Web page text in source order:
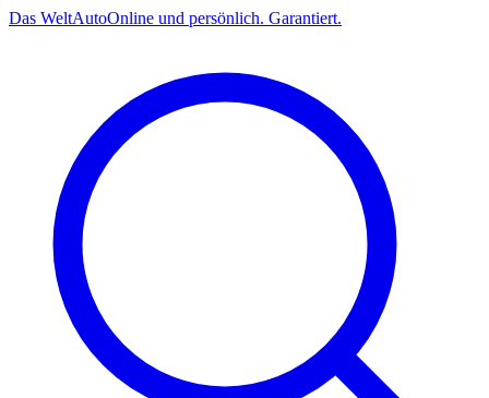
Das WeltAutoOnline und persönlich. Garantiert.